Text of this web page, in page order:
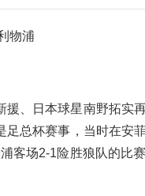
物浦
、日本球星南野拓实
总杯赛事，当时在安
客场2-1险胜狼队的比